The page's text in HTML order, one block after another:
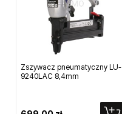
Zszywacz pneumatyczny LU-
9240LAC 8,4mm